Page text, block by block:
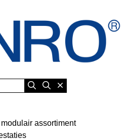
assortiment